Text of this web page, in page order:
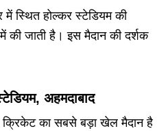
स्थित होल्कर स्टेडियम की
की जाती है। इस मैदान की दर्शक
अहमदाबाद
क्रिकेट का सबसे बड़ा खेल मैदान है